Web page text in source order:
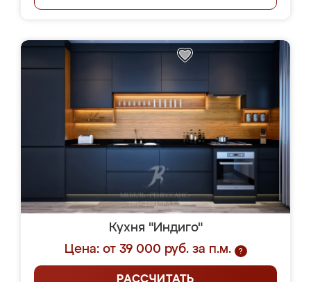
Кухня "Индиго"
Цена: от 39 000 руб. за п.м.
?